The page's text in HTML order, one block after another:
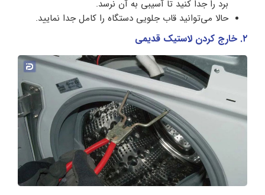
برد را جدا کنید تا آسیبی به آن نرسد.
حالا می‌توانید قاب جلویی دستگاه را کامل جدا نمایید.
۲. خارج کردن لاستیک قدیمی